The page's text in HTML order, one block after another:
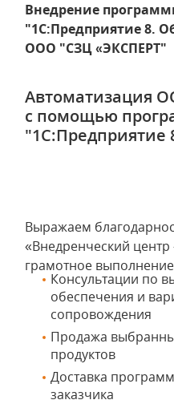
Внедрение
"1С:Предприятие 8.
ООО "СЗЦ «ЭКСПЕРТ"
Автоматизация
с помощью
Выражаем
«Внедренческий
грамотное
Консультации по
обеспечения и
сопровождения
Продажа
продуктов
Доставка
заказчика